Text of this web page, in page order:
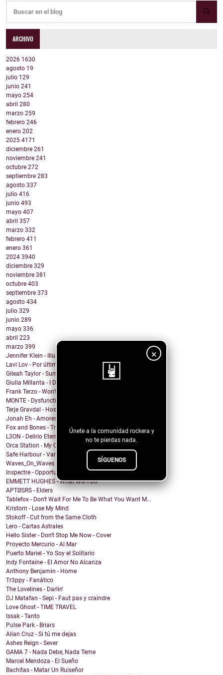
×
Únete a la comunidad rockera y
no te pierdas nada.
SÍGUENOS
ARCHIVO
2026 1630
agosto 19
julio 129
junio 241
mayo 254
abril 280
marzo 259
febrero 246
enero 202
2025 4171
diciembre 261
noviembre 241
octubre 272
septiembre 283
agosto 337
julio 416
junio 493
mayo 407
abril 357
marzo 332
febrero 411
enero 361
2024 3940
diciembre 329
noviembre 381
octubre 403
septiembre 373
agosto 434
julio 329
junio 289
mayo 336
abril 223
marzo 399
Jennifer Klein - Illusion
Lavi Lov - Por última vez
Gileah Taylor - Summer Jubilee
Giulia Millanta - I Dance My Way
Frank Terzo - Won't Dance Alone
MONTE - Dysfunctional Mess
Terje Gravdal - Hostage In My Home (feat. Frida H...
Jonah Eh - Amores de Fin de Semana
Fox and Bones - Tricks
L3ON - Delirio Eterno
Orca Station - My Compass
Safe Harbour - Vampire
Waves_On_Waves & Sonic Shades Of Blue & Castles Ma...
Inspectre - Opportunity
EMMETT HUGHES - What Will I Do
APTØSRS - Elders
Tablefox - Don't Wait For Me To Be What You Want M...
Kristorn - Lose My Mind
Stokoff - Cut from the Same Cloth
Lero - Cartas Astrales
Hello Sister - Don't Stop Me Now - Cover
Proyecto Mercurio - Al Mar
Puerto Mariel - Yo Soy el Solitario
Indy Fontaine - El Amor No Alcanza
Anthony Benjamin - Home
Tr3ppy - Fanático
The Lovelines - Darlin'
DJ Matafan - Sepi - Faut pas y craindre
Love Ghost - TIME TRAVEL
Issak - Tanto
Pulse Park - Briars
Alian Cruz - Si tú me dejas
Ashes Reign - Sever
GAMA 7 - Nada Debe, Nada Teme
Marcel Mendoza - El Sueño
Bachitas - Matar Un Ruiseñor